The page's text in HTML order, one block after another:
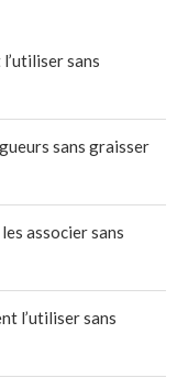
sans
sans graisser
associer sans
l’utiliser sans